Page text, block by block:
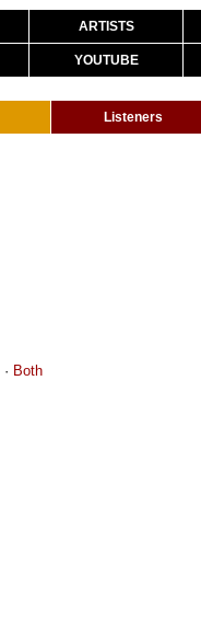
ARTISTS
YOUTUBE
Listeners
· Both